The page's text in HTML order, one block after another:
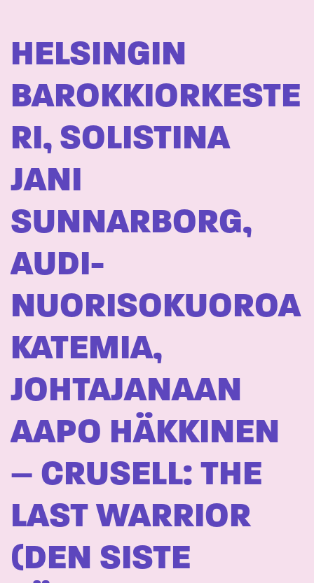
HELSINGIN
BAROKKIORKESTE
RI, SOLISTINA
JANI
SUNNARBORG,
AUDI-
NUORISOKUOROA
KATEMIA,
JOHTAJANAAN
AAPO HÄKKINEN
– CRUSELL: THE
LAST WARRIOR
(DEN SISTE